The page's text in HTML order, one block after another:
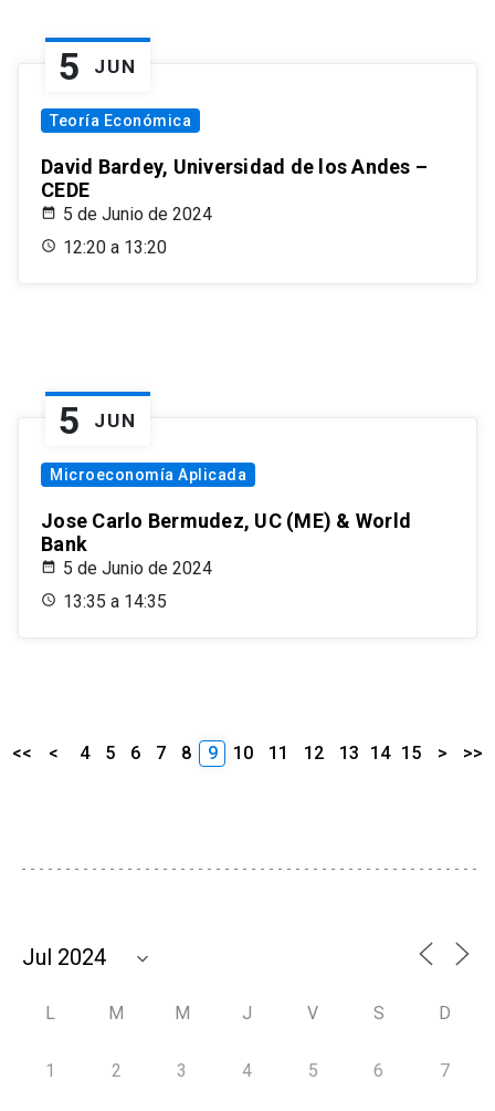
5 JUN
Teoría Económica
David Bardey, Universidad de los Andes –
CEDE
5 de Junio de 2024
12:20 a 13:20
5 JUN
Microeconomía Aplicada
Jose Carlo Bermudez, UC (ME) & World
Bank
5 de Junio de 2024
13:35 a 14:35
<< < 4 5 6 7 8 9 10 11 12 13 14 15 > >>
L M M J V S D
1 2 3 4 5 6 7